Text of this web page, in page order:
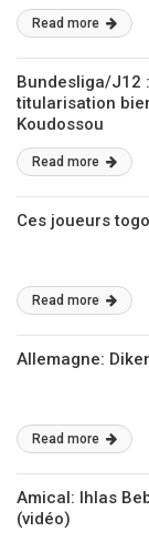
Read more
Bundesliga/J12
titularisation
Koudossou
Read more
Ces joueurs
Read more
Allemagne:
Read more
Amical: Ihlas
(vidéo)